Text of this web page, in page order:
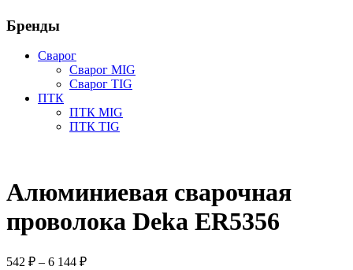
Бренды
Сварог
Сварог MIG
Сварог TIG
ПТК
ПТК MIG
ПТК TIG
Алюминиевая сварочная
проволока Deka ER5356
542 ₽ – 6 144 ₽Диапазон